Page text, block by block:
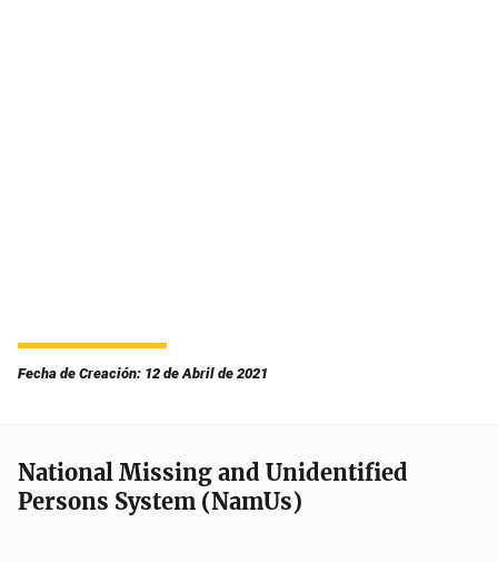
Fecha de Creación: 12 de Abril de 2021
National Missing and Unidentified
Persons System (NamUs)